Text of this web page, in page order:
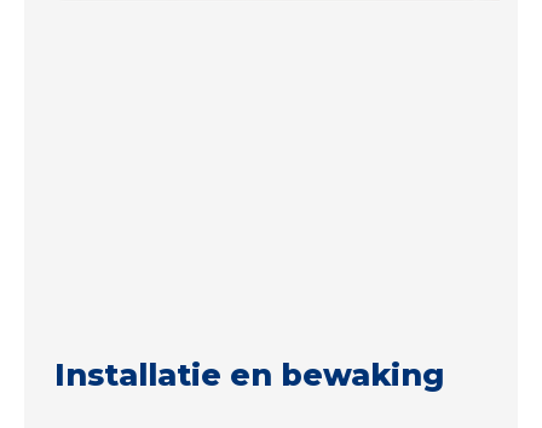
Installatie en bewaking